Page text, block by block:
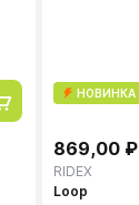
НОВИНКА
RIDEX
869,00 ₽
Loop